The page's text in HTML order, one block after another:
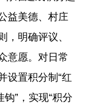
益美德、村庄
，明确评议、
意愿。对日常
设置积分制“红
”，实现“积分